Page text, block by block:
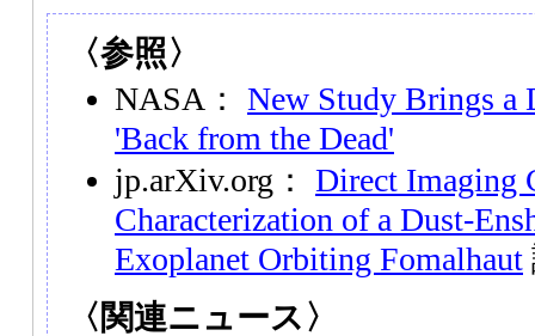
〈参照〉
NASA： New Study Brings a
'Back from the Dead'
jp.arXiv.org： Direct Imaging
Characterization of a Dust-
Exoplanet Orbiting Fomalhaut
〈関連ニュース〉